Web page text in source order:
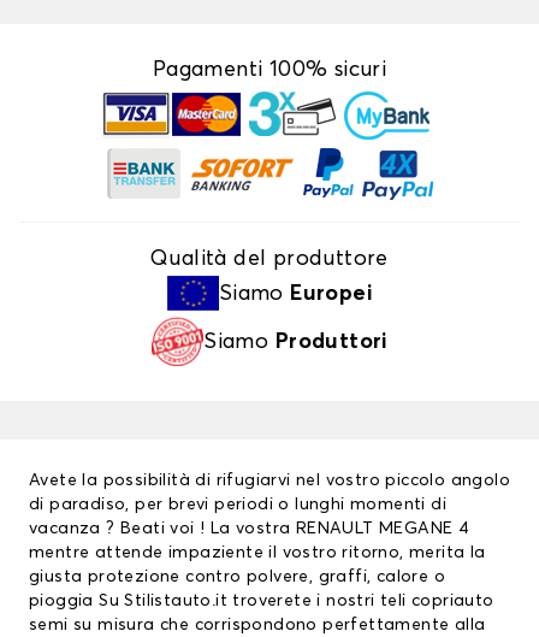
Pagamenti 100% sicuri
Qualità del produttore
Siamo Europei
Siamo Produttori
Avete la possibilità di rifugiarvi nel vostro piccolo angolo
di paradiso, per brevi periodi o lunghi momenti di
vacanza ? Beati voi ! La vostra RENAULT MEGANE 4
mentre attende impaziente il vostro ritorno, merita la
giusta protezione contro polvere, graffi, calore o
pioggia Su Stilistauto.it troverete i nostri teli copriauto
semi su misura che corrispondono perfettamente alla